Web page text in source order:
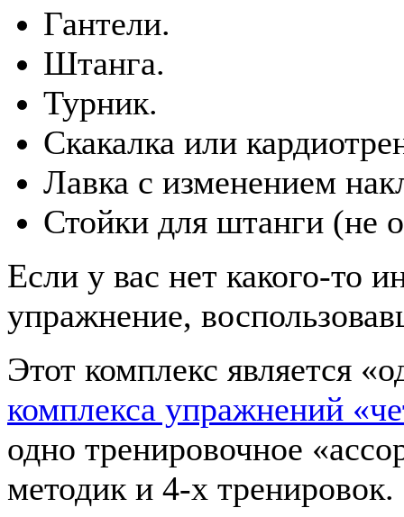
Гантели.
Штанга.
Турник.
Скакалка или
Лавка с изменением
Стойки для штанги (не
Если у вас нет какого-то
упражнение,
Этот комплекс является
комплекса упражнений
одно тренировочное
методик и 4-х тренировок.